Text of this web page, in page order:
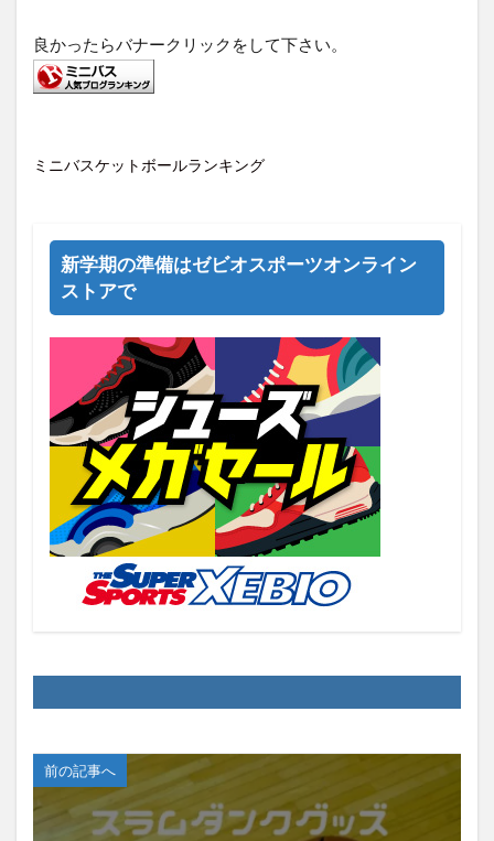
良かったらバナークリックをして下さい。
ミニバスケットボールランキング
新学期の準備はゼビオスポーツオンライン
ストアで
前の記事へ